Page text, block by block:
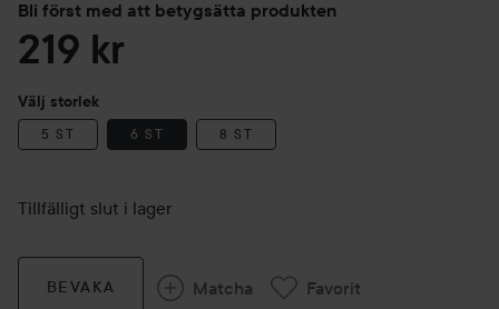
Bli först med att betygsätta produkten
219 kr
Välj storlek
5 ST 6 ST 8 ST
Tillfälligt slut i lager
BEVAKA Matcha Favorit